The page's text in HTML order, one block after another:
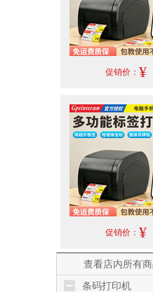
促销价： ¥
促销价： ¥
查看店内所有
条码打印机